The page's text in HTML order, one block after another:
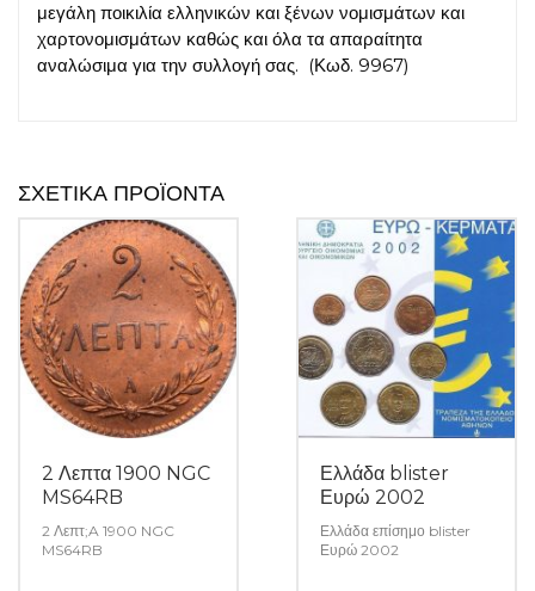
μεγάλη ποικιλία ελληνικών και ξένων νομισμάτων και
χαρτονομισμάτων καθώς και όλα τα απαραίτητα
αναλώσιμα για την συλλογή σας. (Κωδ. 9967)
ΣΧΕΤΙΚΆ ΠΡΟΪΌΝΤΑ
2 Λεπτα 1900 NGC
MS64RB
2 Λεπτ;A 1900 NGC
MS64RB
Ελλάδα blister
Ευρώ 2002
Ελλάδα επίσημο blister
Ευρώ 2002